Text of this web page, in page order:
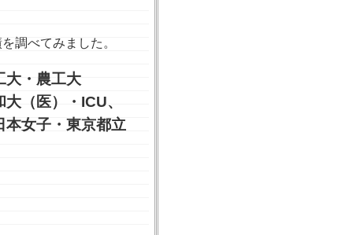
調べてみました。
大・農工大
（医）・ICU、
本女子・東京都立